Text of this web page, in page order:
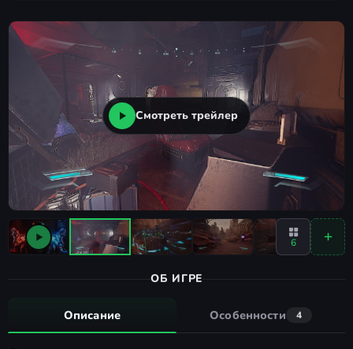
Смотреть трейлер
6
ОБ ИГРЕ
Описание Особенности 4